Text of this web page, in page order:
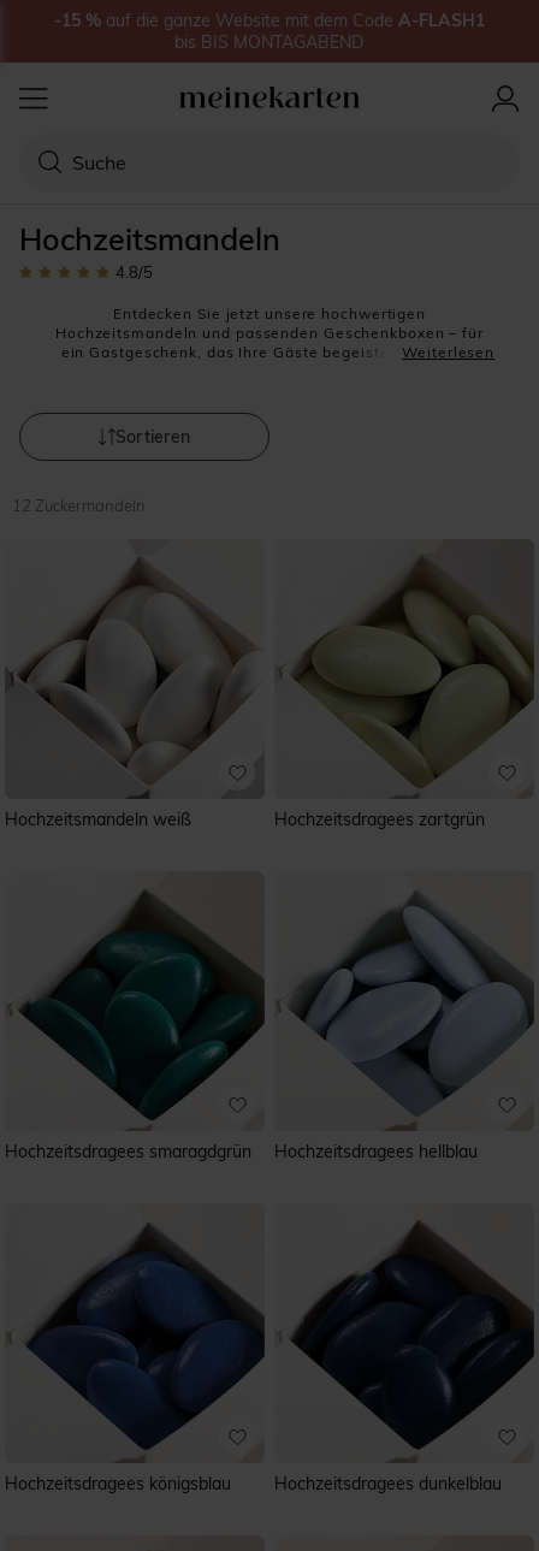
Hochzeitsmandeln
4.8/5
Entdecken Sie jetzt unsere hochwertigen
Hochzeitsmandeln und passenden Geschenkboxen – für
ein Gastgeschenk, das Ihre Gäste begeistern wird. Die
Hochzeitsmandeln gehören dabei zu den beliebtesten
Gastgeschenken – eine Tradition, die Ihr Fest zu etwas
ganz Besonderem macht. Auf unserer Website
Preisen: von klassisch weiß über zart hellblau bis kräftig
Weiterlesen
Sortieren
12 Zuckermandeln
Hochzeitsmandeln weiß Hochzeitsdragees zartgrün
Hochzeitsdragees smaragdgrün Hochzeitsdragees hellblau
Hochzeitsdragees königsblau Hochzeitsdragees dunkelblau
-15 % auf die ganze Website mit dem Code A-FLASH1
bis BIS MONTAGABEND